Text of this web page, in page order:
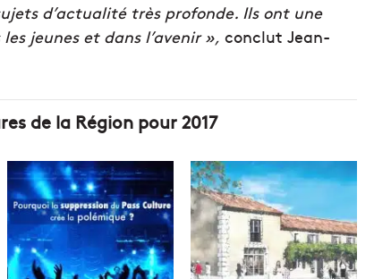
d’actualité très profonde. Ils ont une
jeunes et dans l’avenir », conclut Jean-
de la Région pour 2017